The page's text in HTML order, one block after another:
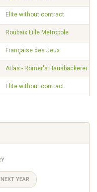
Elite without contract
Roubaix Lille Metropole
Française des Jeux
Atlas - Romer's Hausbäckerei
Elite without contract
NEXT YEAR